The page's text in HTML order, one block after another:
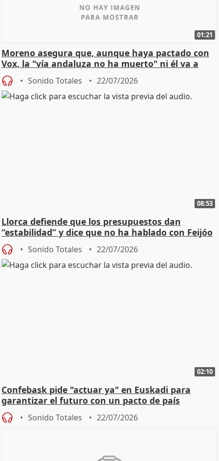
01:21
Moreno asegura que, aunque haya pactado con
Vox, la "vía andaluza no ha muerto" ni él va a
"cambiar"
Sonido Totales 22/07/2026
08:53
Llorca defiende que los presupuestos dan
“estabilidad” y dice que no ha hablado con Feijóo
Sonido Totales 22/07/2026
02:10
Confebask pide "actuar ya" en Euskadi para
garantizar el futuro con un pacto de país
Sonido Totales 22/07/2026